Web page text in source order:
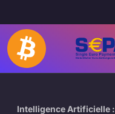
Intelligence Artificielle :